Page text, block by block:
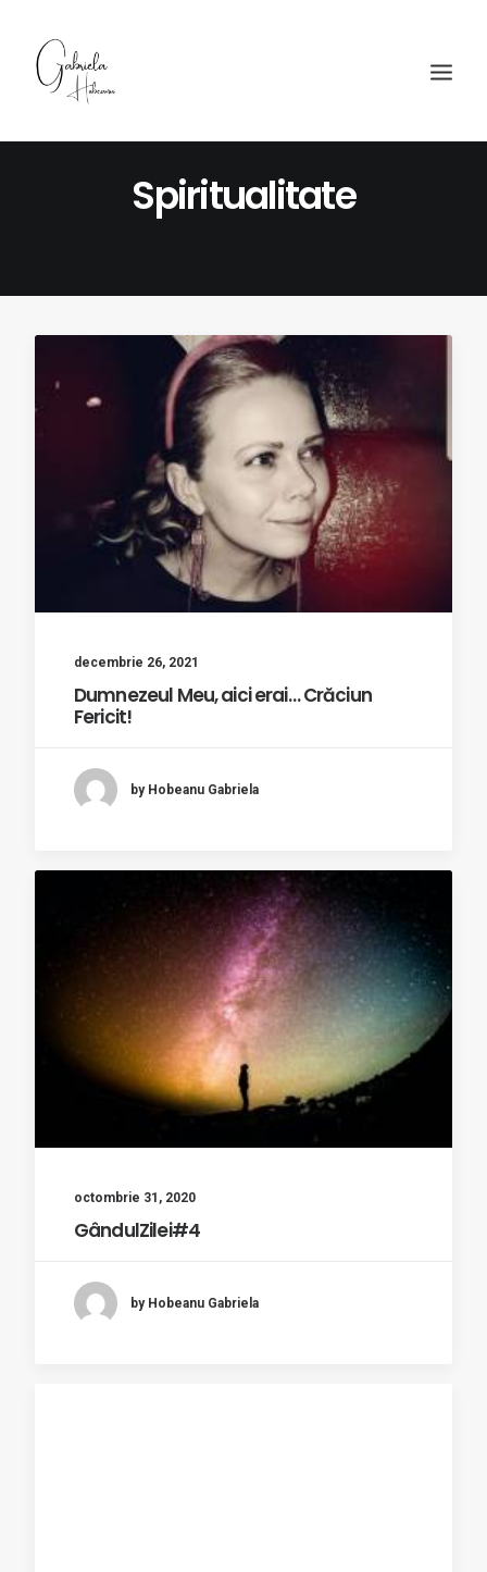
© 2026 Gabriela Hobeanu.Toate drepturile rezervate
Spiritualitate
decembrie 26, 2021
Dumnezeul Meu, aici erai… Crăciun
Fericit!
by Hobeanu Gabriela
octombrie 31, 2020
GândulZilei#4
by Hobeanu Gabriela